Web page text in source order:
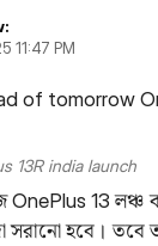
11:47 PM
13R india launch
OnePlus 13
সরানো হবে।